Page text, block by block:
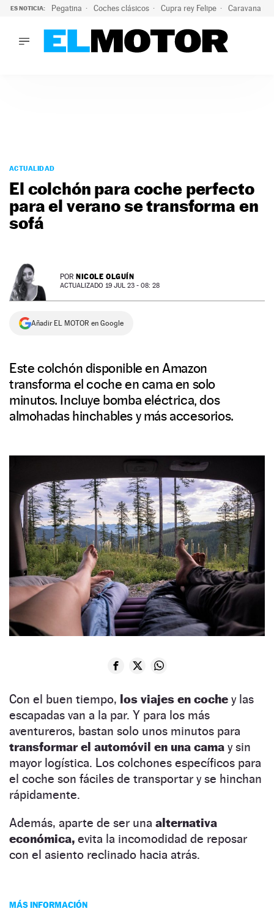
ES NOTICIA: Pegatina Coches clásicos Cupra rey Felipe Caravana
PODCAST
MOTOS
TECNOLOGÍA
SUPERCOCHES
SERVICIOS
NEWSLETTER
SÍGUENOS
ACTUALIDAD
El colchón para coche perfecto
para el verano se transforma en
sofá
POR NICOLE OLGUÍN
ACTUALIZADO 19 JUL 23 - 08: 28
Añadir EL MOTOR en Google
Este colchón disponible en Amazon
transforma el coche en cama en solo
minutos. Incluye bomba eléctrica, dos
almohadas hinchables y más accesorios.
Con el buen tiempo, los viajes en coche y las
escapadas van a la par. Y para los más
aventureros, bastan solo unos minutos para
transformar el automóvil en una cama y sin
mayor logística. Los colchones específicos para
el coche son fáciles de transportar y se hinchan
rápidamente.
Además, aparte de ser una alternativa
económica, evita la incomodidad de reposar
con el asiento reclinado hacia atrás.
MÁS INFORMACIÓN